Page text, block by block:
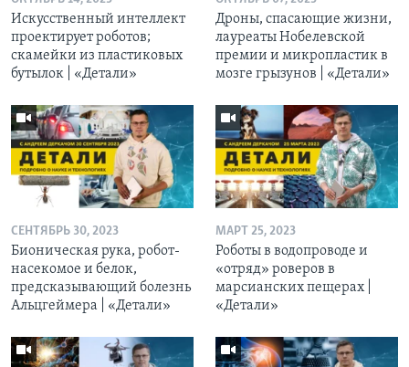
Искусственный интеллект
проектирует роботов;
скамейки из пластиковых
бутылок | «Детали»
Дроны, спасающие жизни,
лауреаты Нобелевской
премии и микропластик в
мозге грызунов | «Детали»
СЕНТЯБРЬ 30, 2023
Бионическая рука, робот-
насекомое и белок,
предсказывающий болезнь
Альцгеймера | «Детали»
МАРТ 25, 2023
Роботы в водопроводе и
«отряд» роверов в
марсианских пещерах |
«Детали»